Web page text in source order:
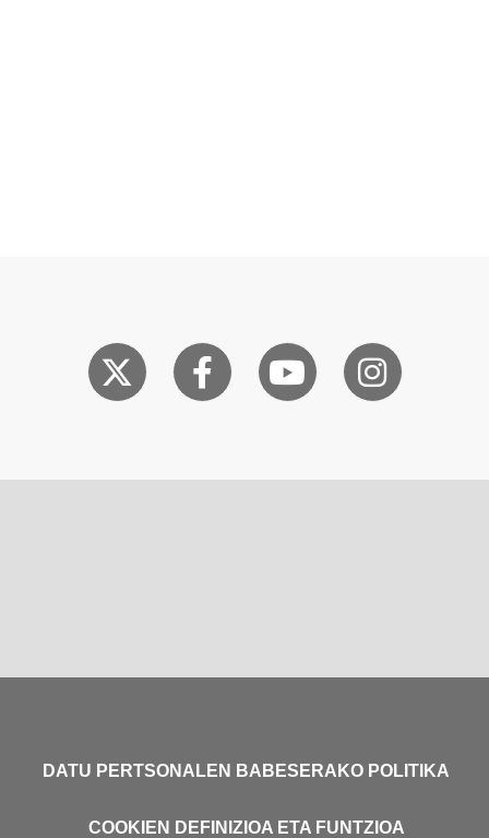
DATU PERTSONALEN BABESERAKO POLITIKA
COOKIEN DEFINIZIOA ETA FUNTZIOA